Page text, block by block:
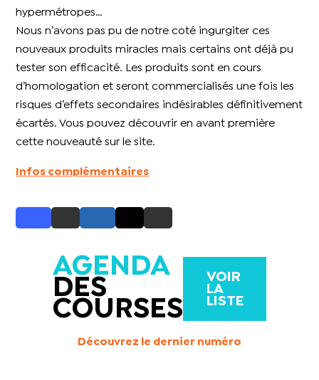
hypermétropes…
Nous n’avons pas pu de notre coté ingurgiter ces
nouveaux produits miracles mais certains ont déjà pu
tester son efficacité. Les produits sont en cours
d’homologation et seront commercialisés une fois les
risques d’effets secondaires indésirables définitivement
écartés. Vous pouvez découvrir en avant première
cette nouveauté sur le site.
Infos complémentaires
AGENDA
DES
COURSES
VOIR
LA
LISTE
Découvrez le dernier numéro